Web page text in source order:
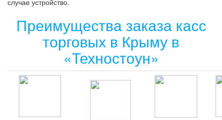
случае устройство.
Преимущества заказа касс
торговых в Крыму в
«Техностоун»